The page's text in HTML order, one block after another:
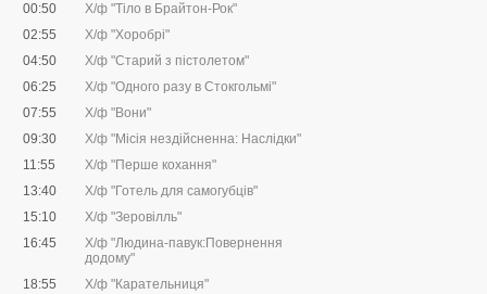
00:50
Х/ф "Тіло в Брайтон-Рок"
02:55
Х/ф "Хоробрі"
04:50
Х/ф "Старий з пістолетом"
06:25
Х/ф "Одного разу в Стокгольмі"
07:55
Х/ф "Вони"
09:30
Х/ф "Місія нездійсненна: Наслідки"
11:55
Х/ф "Перше кохання"
13:40
Х/ф "Готель для самогубців"
15:10
Х/ф "Зеровілль"
16:45
Х/ф "Людина-павук:Повернення
додому"
18:55
Х/ф "Карательниця"